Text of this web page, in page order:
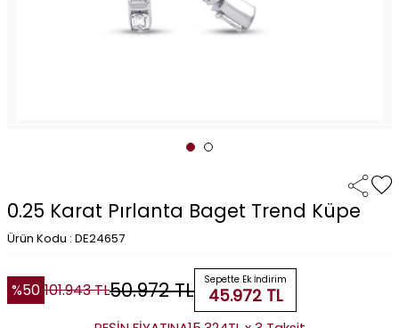
0.25 Karat Pırlanta Baget Trend Küpe
Ürün Kodu : DE24657
%50 101.943TL50.972TL Sepette Ek İndirim
45.972 TL